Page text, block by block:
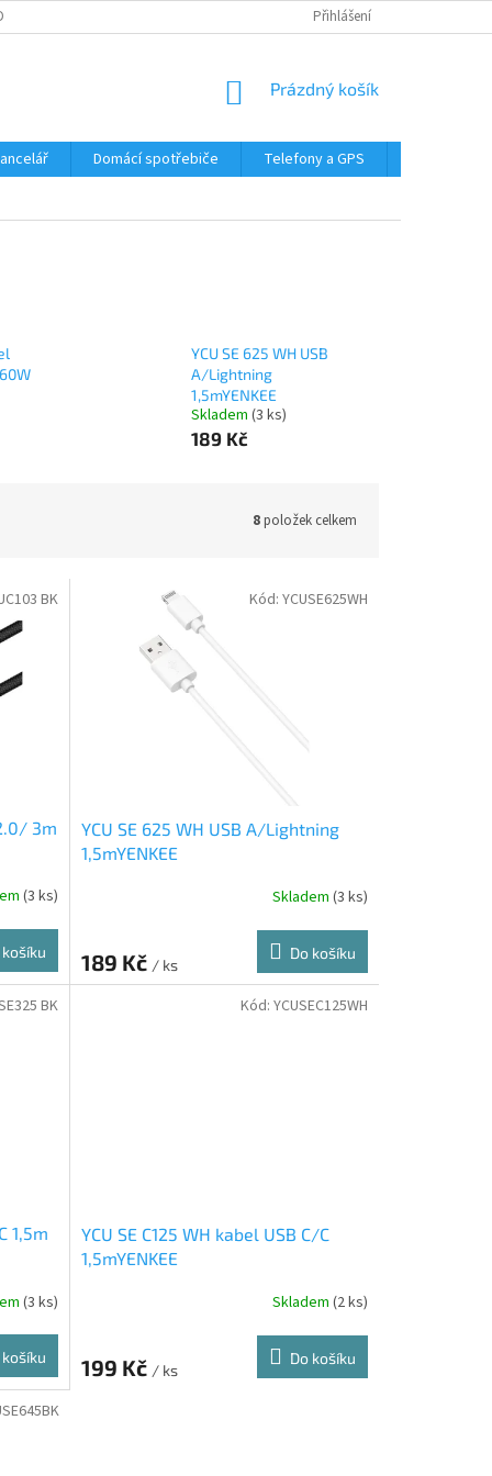
OCHRANY OSOBNÍCH ÚDAJŮ Přihlášení
NÁKUPNÍ
Prázdný košík
Domácí spotřebiče Telefony a GPS
YCU SE 625 WH USB
A/Lightning
1,5mYENKEE
Skladem (3 ks)
189 Kč
8položek celkem
3m
(3 ks)
košíku
BK
YCU SE 625 WH USB A/Lightning
1,5mYENKEE
Skladem (3 ks)
189 Kč / ks
Do košíku
Kód: YCUSE625WH
1,5m
(3 ks)
košíku
BK
YCU SE C125 WH kabel USB C/C
1,5mYENKEE
Skladem (2 ks)
199 Kč / ks
Do košíku
Kód: YCUSEC125WH